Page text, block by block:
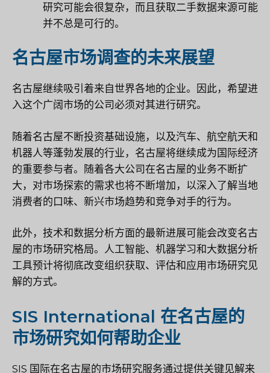
研究可能会很复杂，而且获取二手数据来源可能
并不总是可行的。
名古屋市场调查的未来展望
名古屋继续吸引着来自世界各地的企业。因此，希望进
入这个广阔市场的公司必须对其进行研究。
随着名古屋不断投资基础设施，以及汽车、航空航天和
机器人等蓬勃发展的行业，名古屋将继续成为国际经济
的重要参与者。随着各大公司在名古屋的业务不断扩
大，对市场探索的需求也将不断增加，以深入了解当地
消费者的口味、新兴市场趋势和竞争对手的行为。
此外，技术和数据分析方面的最新进展可能会改变名古
屋的市场研究格局。人工智能、机器学习和大数据分析
工具预计将彻底改变组织获取、评估和应用市场研究见
解的方式。
SIS International 在名古屋的
市场研究如何帮助企业
SIS 国际在名古屋的市场研究服务通过提供关键见解来